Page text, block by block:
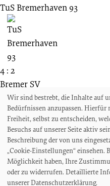
TuS Bremerhaven 93
4 : 2
Bremer SV
24.01.1943
14. Spieltag
Gauliga Weser-Ems
Bremer SV
Wir sind bestrebt, die Inhalte auf
Bedürfnissen anzupassen. Hierfür
Freiheit, selbst zu entscheiden,
Besuchs auf unserer Seite aktiv
Beschreibung der von uns
„Cookie-Einstellungen“ einsehen.
Möglichkeit haben, Ihre
oder zu widerrufen. Detaillierte
unserer Datenschutzerklärung.